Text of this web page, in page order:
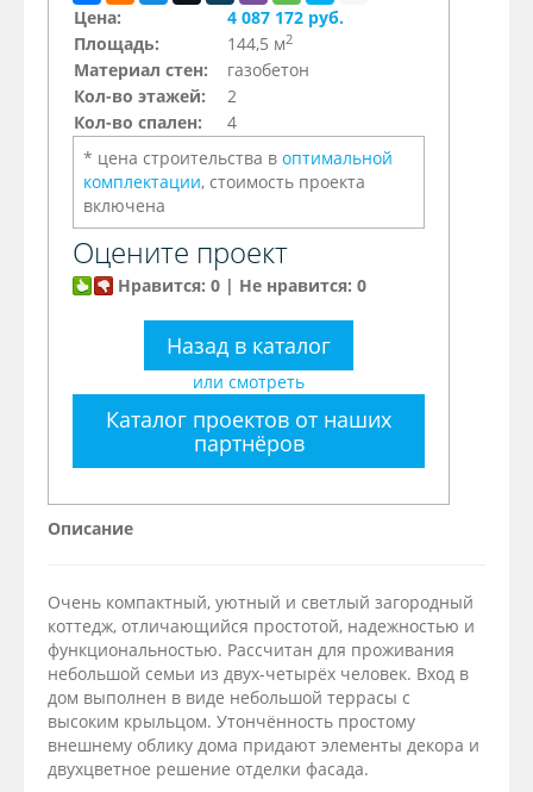
Цена:
4 087 172 руб.
Площадь:
144,5 м2
Материал стен:
газобетон
Кол-во этажей:
2
Кол-во спален:
4
* цена строительства в оптимальной
комплектации, стоимость проекта
включена
Оцените проект
Нравится: 0 | Не нравится: 0
Назад в каталог
или смотреть
Каталог проектов от наших
партнёров
Описание
Очень компактный, уютный и светлый загородный
коттедж, отличающийся простотой, надежностью и
функциональностью. Рассчитан для проживания
небольшой семьи из двух-четырёх человек. Вход в
дом выполнен в виде небольшой террасы с
высоким крыльцом. Утончённость простому
внешнему облику дома придают элементы декора и
двухцветное решение отделки фасада.